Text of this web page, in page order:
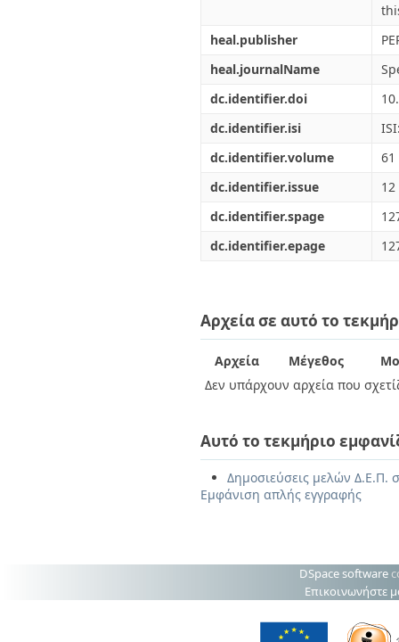
heal.publisher
heal.journalName
dc.identifier.doi
dc.identifier.isi
dc.identifier.volume
61
dc.identifier.issue
12
dc.identifier.spage
dc.identifier.epage
Αρχεία σε αυτό το
Αρχεία Μέγεθος
Δεν υπάρχουν αρχεία που
Αυτό το τεκμήριο
Δημοσιεύσεις μελών Δ.Ε.Π.
Εμφάνιση απλής εγγραφής
DSpace software
Επικοινωνήστε